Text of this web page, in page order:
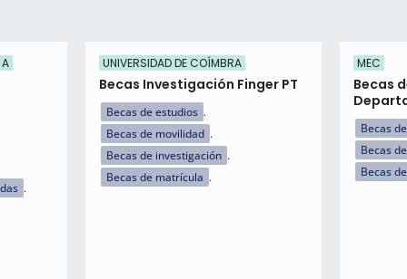
UNIVERSIDAD DE COÍMBRA
Becas Investigación Finger PT
Becas de estudios
Becas de movilidad
Becas de investigación
Becas de matrícula
MEC
Becas
Becas
Becas
Becas